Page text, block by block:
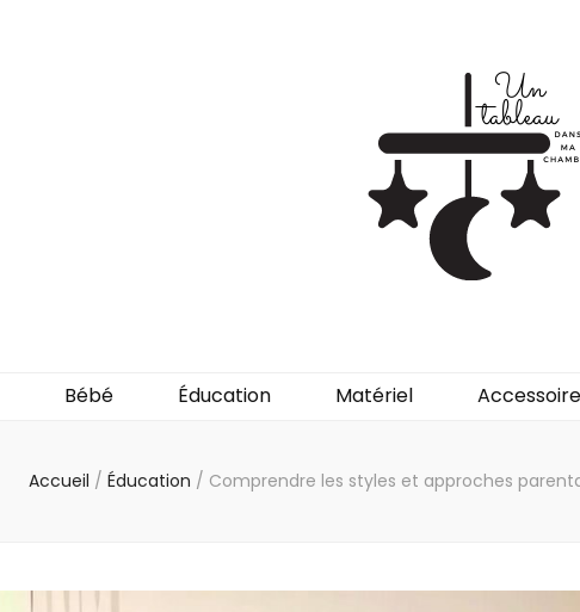
Bébé Éducation Matériel
Accueil / Éducation / Comprendre les styles et approches